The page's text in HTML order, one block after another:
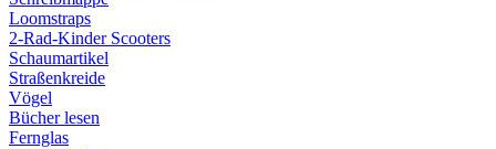
Loomstraps
2-Rad-Kinder Scooters
Schaumartikel
Straßenkreide
Vögel
Bücher lesen
Fernglas